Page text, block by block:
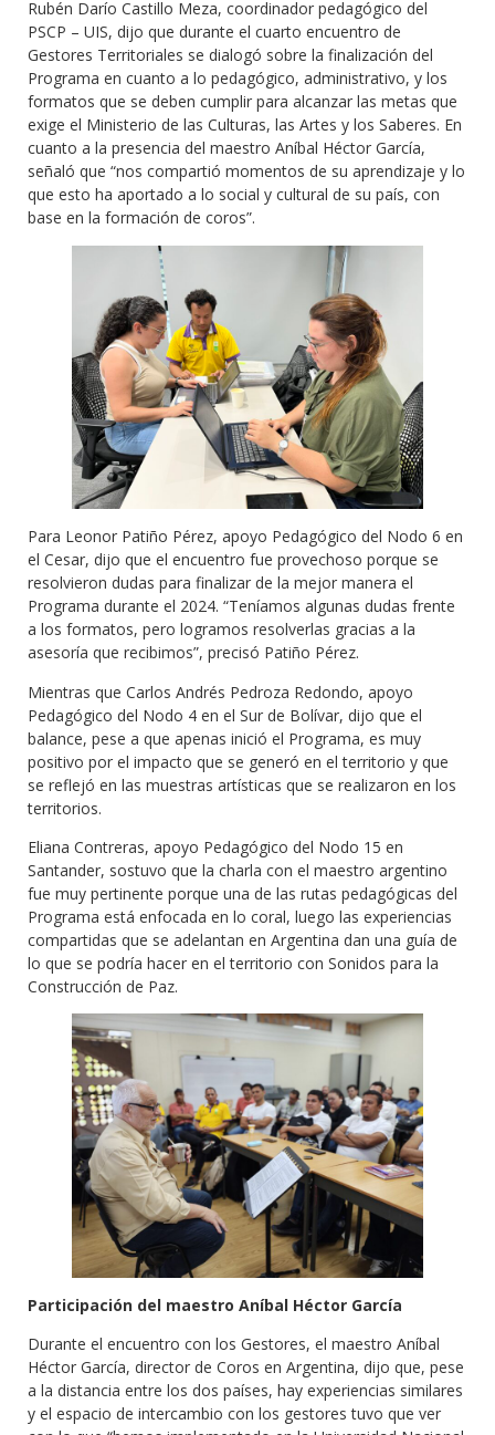
Rubén Darío Castillo Meza, coordinador pedagógico del
PSCP – UIS, dijo que durante el cuarto encuentro de
Gestores Territoriales se dialogó sobre la finalización del
Programa en cuanto a lo pedagógico, administrativo, y los
formatos que se deben cumplir para alcanzar las metas que
exige el Ministerio de las Culturas, las Artes y los Saberes. En
cuanto a la presencia del maestro Aníbal Héctor García,
señaló que “nos compartió momentos de su aprendizaje y lo
que esto ha aportado a lo social y cultural de su país, con
base en la formación de coros”.
Para Leonor Patiño Pérez, apoyo Pedagógico del Nodo 6 en
el Cesar, dijo que el encuentro fue provechoso porque se
resolvieron dudas para finalizar de la mejor manera el
Programa durante el 2024. “Teníamos algunas dudas frente
a los formatos, pero logramos resolverlas gracias a la
asesoría que recibimos”, precisó Patiño Pérez.
Mientras que Carlos Andrés Pedroza Redondo, apoyo
Pedagógico del Nodo 4 en el Sur de Bolívar, dijo que el
balance, pese a que apenas inició el Programa, es muy
positivo por el impacto que se generó en el territorio y que
se reflejó en las muestras artísticas que se realizaron en los
territorios.
Eliana Contreras, apoyo Pedagógico del Nodo 15 en
Santander, sostuvo que la charla con el maestro argentino
fue muy pertinente porque una de las rutas pedagógicas del
Programa está enfocada en lo coral, luego las experiencias
compartidas que se adelantan en Argentina dan una guía de
lo que se podría hacer en el territorio con Sonidos para la
Construcción de Paz.
Participación del maestro Aníbal Héctor García
Durante el encuentro con los Gestores, el maestro Aníbal
Héctor García, director de Coros en Argentina, dijo que, pese
a la distancia entre los dos países, hay experiencias similares
y el espacio de intercambio con los gestores tuvo que ver